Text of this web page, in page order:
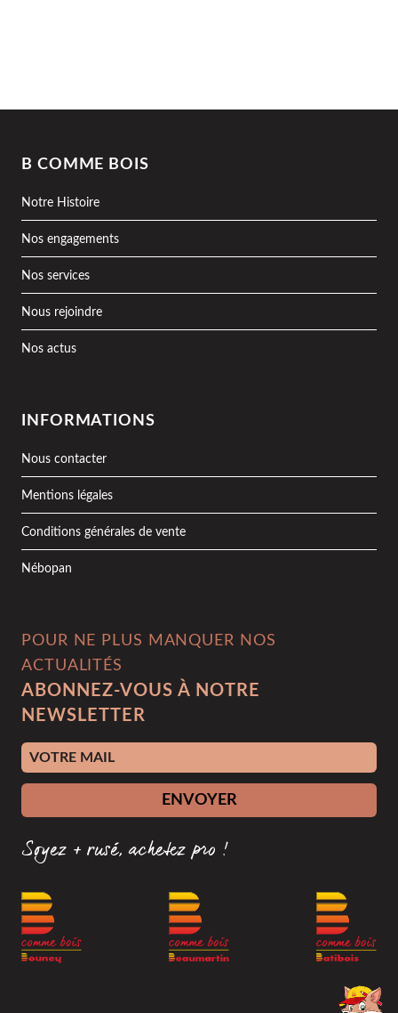
B COMME BOIS
Notre Histoire
Nos engagements
Nos services
Nous rejoindre
Nos actus
INFORMATIONS
Nous contacter
Mentions légales
Conditions générales de vente
Nébopan
POUR NE PLUS MANQUER NOS
ACTUALITÉS
ABONNEZ-VOUS À NOTRE
NEWSLETTER
Adresse e-mail
ENVOYER
Soyez + rusé, achetez pro !